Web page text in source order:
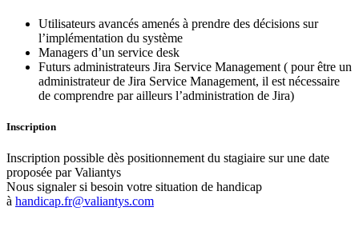
Utilisateurs avancés amenés à prendre des décisions sur
l’implémentation du système
Managers d’un service desk
Futurs administrateurs Jira Service Management ( pour être un
administrateur de Jira Service Management, il est nécessaire
de comprendre par ailleurs l’administration de Jira)
Inscription
Inscription possible dès positionnement du stagiaire sur une date
proposée par Valiantys
Nous signaler si besoin votre situation de handicap
à handicap.fr@valiantys.com